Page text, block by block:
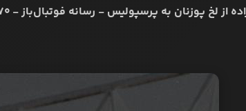
از لخ پوزنان به پرسپولیس - رسانه فوتبال‌باز - ۷۰ درصد